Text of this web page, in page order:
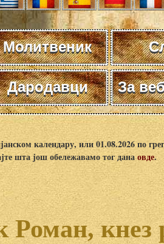
Молитвеник
Дародавци За
календару, или 01.08.2026 по
шта још обележавамо тог данаовде.
кнез